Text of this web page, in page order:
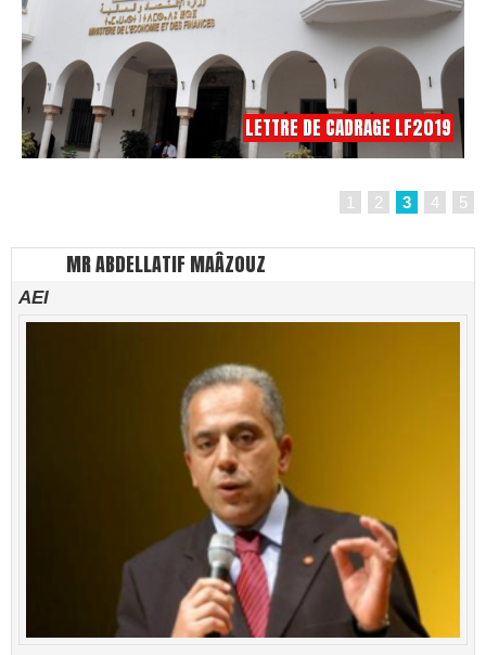
LETTRE DE CADRAGE LF2019
1 2 3 4 5
MR ABDELLATIF MAÂZOUZ
AEI